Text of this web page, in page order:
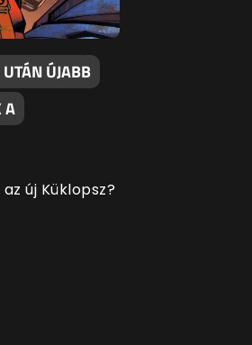
ÚJABB
A
új Küklopsz?